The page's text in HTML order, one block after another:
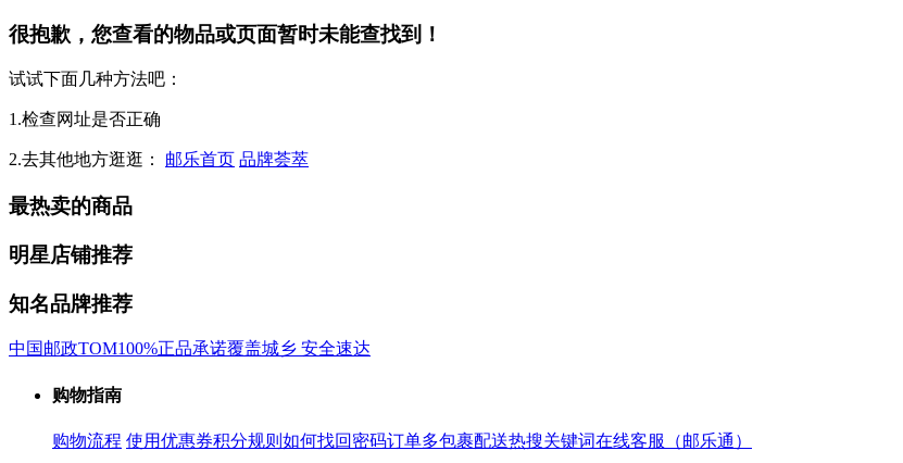
很抱歉，您查看的物品或页面暂时未能查找到！
试试下面几种方法吧：
1.检查网址是否正确
2.去其他地方逛逛： 邮乐首页 品牌荟萃
最热卖的商品
明星店铺推荐
知名品牌推荐
中国邮政TOM100%正品承诺覆盖城乡 安全速达
购物指南
购物流程 使用优惠券积分规则 如何找回密码订单多包裹配送热搜关键词在线客服（邮乐通）